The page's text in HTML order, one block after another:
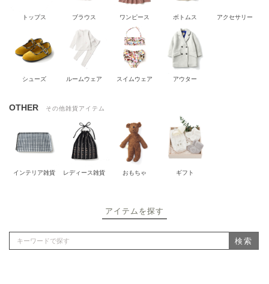
トップス ブラウス ワンピース ボトムス アクセサリー
シューズ ルームウェア スイムウェア アウター
OTHER その他雑貨アイテム
インテリア雑貨 レディース雑貨 おもちゃ ギフト
アイテムを探す
検索